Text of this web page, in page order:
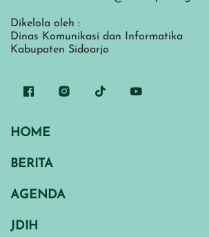
Dikelola oleh :
Dinas Komunikasi dan Informatika
Kabupaten Sidoarjo
HOME
BERITA
AGENDA
JDIH